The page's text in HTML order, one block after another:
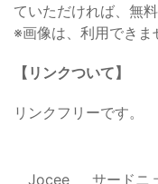
ていただければ、無
※画像は、利用できま
【リンクついて】
リンクフリーです。
Jocee サードニ